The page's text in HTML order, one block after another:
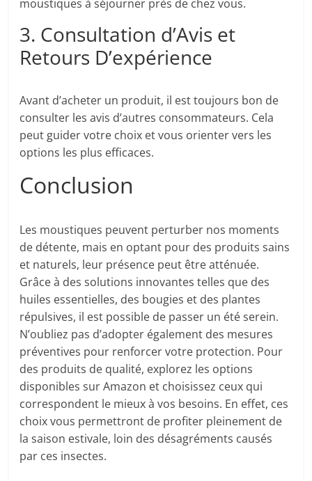
moustiques à séjourner près de chez vous.
3. Consultation d’Avis et
Retours D’expérience
Avant d’acheter un produit, il est toujours bon de
consulter les avis d’autres consommateurs. Cela
peut guider votre choix et vous orienter vers les
options les plus efficaces.
Conclusion
Les moustiques peuvent perturber nos moments
de détente, mais en optant pour des produits sains
et naturels, leur présence peut être atténuée.
Grâce à des solutions innovantes telles que des
huiles essentielles, des bougies et des plantes
répulsives, il est possible de passer un été serein.
N’oubliez pas d’adopter également des mesures
préventives pour renforcer votre protection. Pour
des produits de qualité, explorez les options
disponibles sur Amazon et choisissez ceux qui
correspondent le mieux à vos besoins. En effet, ces
choix vous permettront de profiter pleinement de
la saison estivale, loin des désagréments causés
par ces insectes.